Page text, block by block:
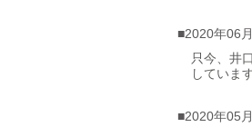
■2020年06
只今、井
しています
■2020年05